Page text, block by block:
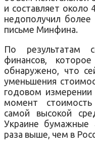
и составляет около
недополучил более
письме Минфина.
По результатам
финансов,
обнаружено, что
уменьшения
годовом
момент
самой высокой
Украине бумажные
раза выше, чем в